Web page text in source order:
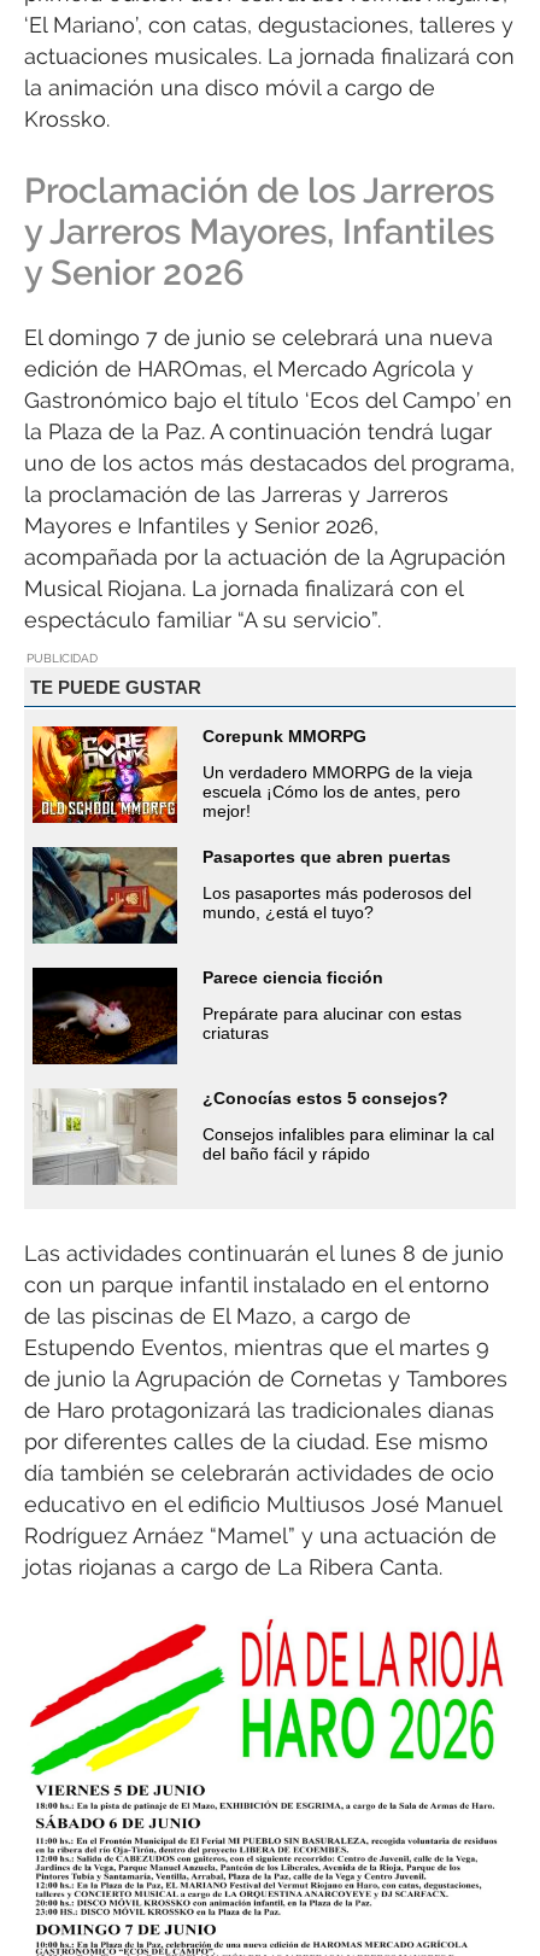
‘El Mariano’, con catas, degustaciones, talleres y
actuaciones musicales. La jornada finalizará con
la animación una disco móvil a cargo de
Krossko.
Proclamación de los Jarreros
y Jarreros Mayores, Infantiles
y Senior 2026
El domingo 7 de junio se celebrará una nueva
edición de HAROmas, el Mercado Agrícola y
Gastronómico bajo el título ‘Ecos del Campo’ en
la Plaza de la Paz. A continuación tendrá lugar
uno de los actos más destacados del programa,
la proclamación de las Jarreras y Jarreros
Mayores e Infantiles y Senior 2026,
acompañada por la actuación de la Agrupación
Musical Riojana. La jornada finalizará con el
espectáculo familiar “A su servicio”.
PUBLICIDAD
TE PUEDE GUSTAR
Corepunk MMORPG
Un verdadero MMORPG de la vieja
escuela ¡Cómo los de antes, pero
mejor!
Pasaportes que abren puertas
Los pasaportes más poderosos del
mundo, ¿está el tuyo?
Parece ciencia ficción
Prepárate para alucinar con estas
criaturas
¿Conocías estos 5 consejos?
Consejos infalibles para eliminar la cal
del baño fácil y rápido
Las actividades continuarán el lunes 8 de junio
con un parque infantil instalado en el entorno
de las piscinas de El Mazo, a cargo de
Estupendo Eventos, mientras que el martes 9
de junio la Agrupación de Cornetas y Tambores
de Haro protagonizará las tradicionales dianas
por diferentes calles de la ciudad. Ese mismo
día también se celebrarán actividades de ocio
educativo en el edificio Multiusos José Manuel
Rodríguez Arnáez “Mamel” y una actuación de
jotas riojanas a cargo de La Ribera Canta.